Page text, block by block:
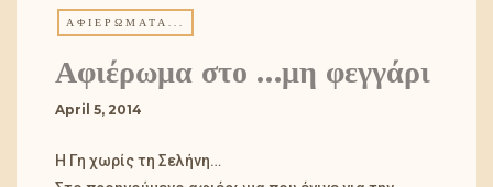
ΑΦΙΕΡΏΜΑΤΑ...
April 5, 2014
Η Γη χωρίς τη Σελήνη…